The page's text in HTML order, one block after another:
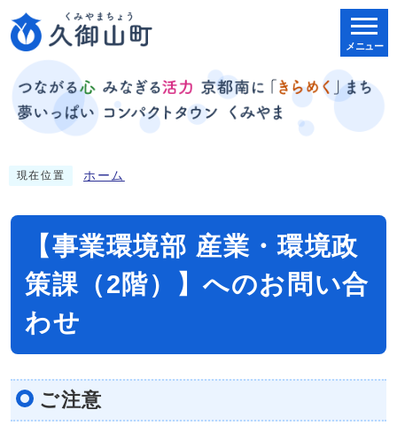
メニュー
現在位置 ホーム
【事業環境部 産業・環境政
策課（2階）】へのお問い合
わせ
ご注意